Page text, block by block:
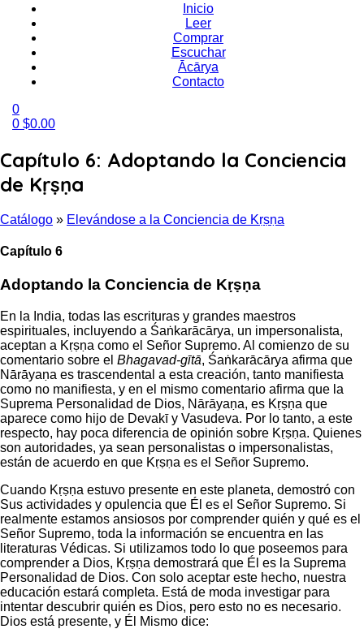
Inicio
Leer
Comprar
Escuchar
Ācārya
Contacto
0
0 $0.00
Capítulo 6: Adoptando la Conciencia
de Kṛṣṇa
Catálogo » Elevándose a la Conciencia de Kṛṣṇa
Capítulo 6
Adoptando la Conciencia de Kṛṣṇa
En la India, todas las escrituras y grandes maestros
espirituales, incluyendo a Śaṅkarācārya, un impersonalista,
aceptan a Kṛṣṇa como el Señor Supremo. Al comienzo de su
comentario sobre el Bhagavad-gītā, Śaṅkarācārya afirma que
Nārāyaṇa es trascendental a esta creación, tanto manifiesta
como no manifiesta, y en el mismo comentario afirma que la
Suprema Personalidad de Dios, Nārāyaṇa, es Kṛṣṇa que
aparece como hijo de Devakī y Vasudeva. Por lo tanto, a este
respecto, hay poca diferencia de opinión sobre Kṛṣṇa. Quienes
son autoridades, ya sean personalistas o impersonalistas,
están de acuerdo en que Kṛṣṇa es el Señor Supremo.
Cuando Kṛṣṇa estuvo presente en este planeta, demostró con
Sus actividades y opulencia que Él es el Señor Supremo. Si
realmente estamos ansiosos por comprender quién y qué es el
Señor Supremo, toda la información se encuentra en las
literaturas Védicas. Si utilizamos todo lo que poseemos para
comprender a Dios, Kṛṣṇa demostrará que Él es la Suprema
Personalidad de Dios. Con solo aceptar este hecho, nuestra
educación estará completa. Está de moda investigar para
intentar descubrir quién es Dios, pero esto no es necesario.
Dios está presente, y Él Mismo dice: